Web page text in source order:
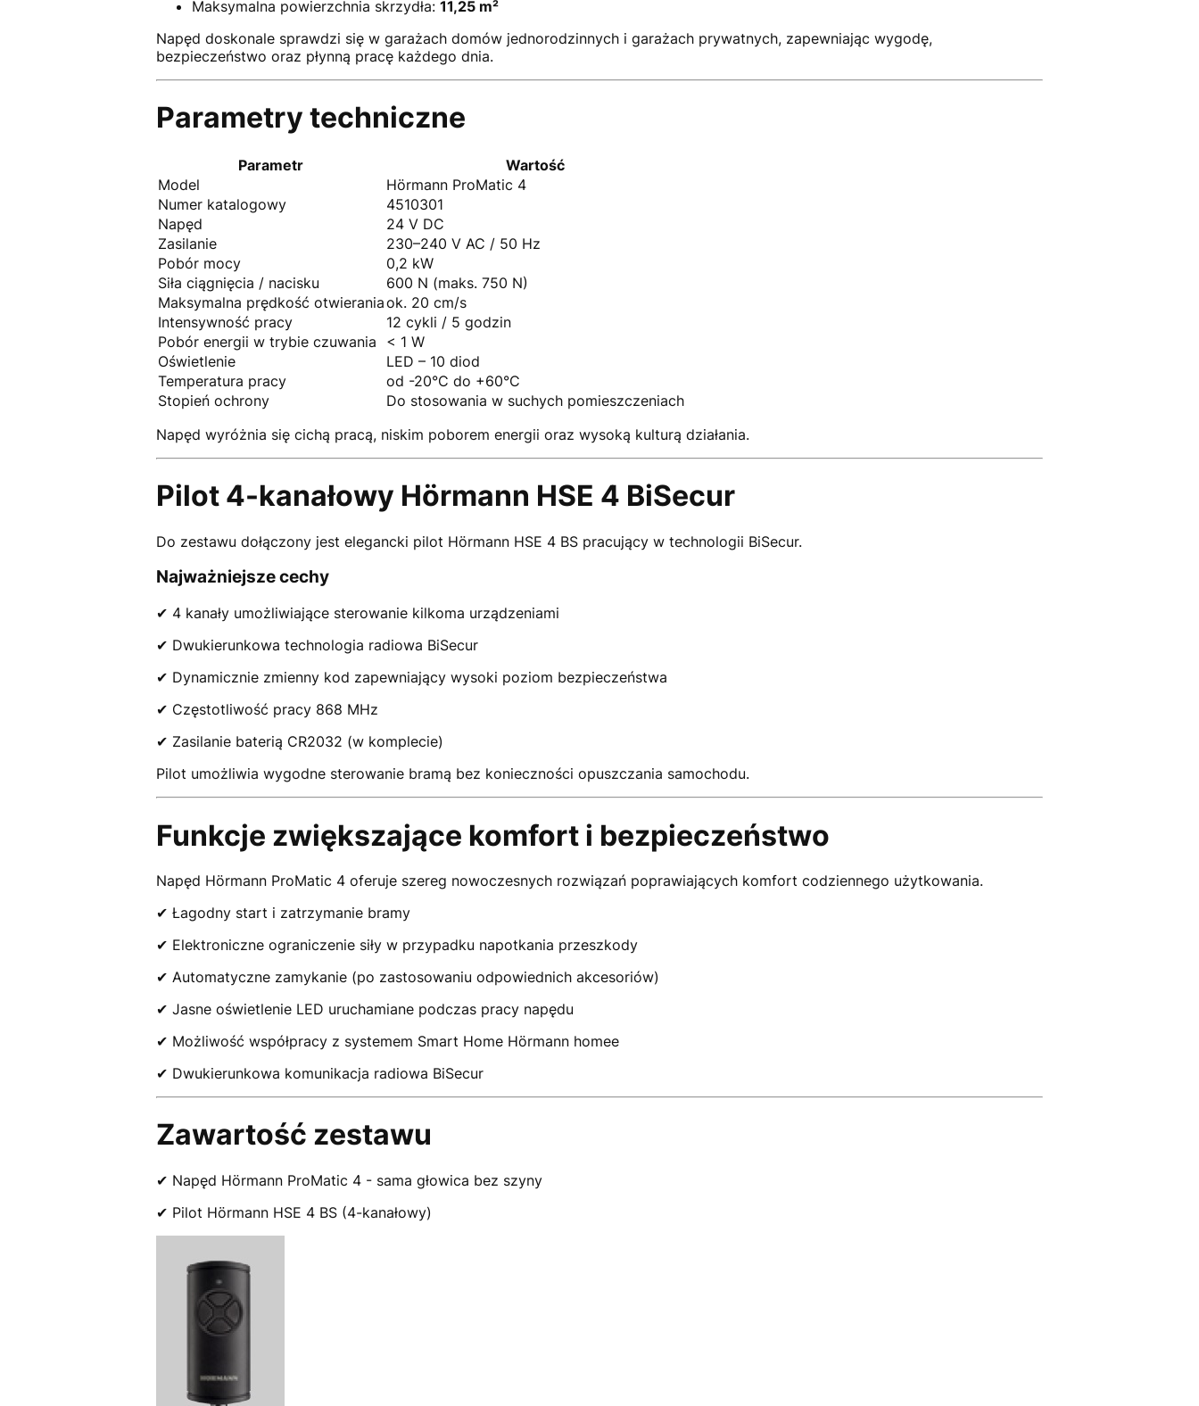
Maksymalna powierzchnia skrzydła: 11,25 m²
Napęd doskonale sprawdzi się w garażach domów jednorodzinnych i garażach prywatnych, zapewniając wygodę,
bezpieczeństwo oraz płynną pracę każdego dnia.
Parametry techniczne
Parametr
Wartość
Model
Hörmann ProMatic 4
Numer katalogowy
4510301
Napęd
24 V DC
Zasilanie
230–240 V AC / 50 Hz
Pobór mocy
0,2 kW
Siła ciągnięcia / nacisku
600 N (maks. 750 N)
Maksymalna prędkość otwieraniaok. 20 cm/s
Intensywność pracy
12 cykli / 5 godzin
Pobór energii w trybie czuwania
< 1 W
Oświetlenie
LED – 10 diod
Temperatura pracy
od -20°C do +60°C
Stopień ochrony
Do stosowania w suchych pomieszczeniach
Napęd wyróżnia się cichą pracą, niskim poborem energii oraz wysoką kulturą działania.
Pilot 4-kanałowy Hörmann HSE 4 BiSecur
Do zestawu dołączony jest elegancki pilot Hörmann HSE 4 BS pracujący w technologii BiSecur.
Najważniejsze cechy
✔ 4 kanały umożliwiające sterowanie kilkoma urządzeniami
✔ Dwukierunkowa technologia radiowa BiSecur
✔ Dynamicznie zmienny kod zapewniający wysoki poziom bezpieczeństwa
✔ Częstotliwość pracy 868 MHz
✔ Zasilanie baterią CR2032 (w komplecie)
Pilot umożliwia wygodne sterowanie bramą bez konieczności opuszczania samochodu.
Funkcje zwiększające komfort i bezpieczeństwo
Napęd Hörmann ProMatic 4 oferuje szereg nowoczesnych rozwiązań poprawiających komfort codziennego użytkowania.
✔ Łagodny start i zatrzymanie bramy
✔ Elektroniczne ograniczenie siły w przypadku napotkania przeszkody
✔ Automatyczne zamykanie (po zastosowaniu odpowiednich akcesoriów)
✔ Jasne oświetlenie LED uruchamiane podczas pracy napędu
✔ Możliwość współpracy z systemem Smart Home Hörmann homee
✔ Dwukierunkowa komunikacja radiowa BiSecur
Zawartość zestawu
✔ Napęd Hörmann ProMatic 4 - sama głowica bez szyny
✔ Pilot Hörmann HSE 4 BS (4-kanałowy)